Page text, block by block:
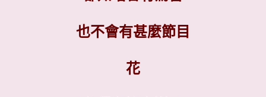
也不會有甚麼節目
花